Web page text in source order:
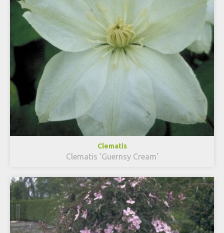
Clematis
Clematis 'Guernsy Cream'